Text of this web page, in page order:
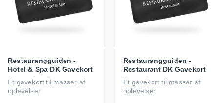
Restaurangguiden -
Hotel & Spa DK Gavekort
Et gavekort til masser af
oplevelser
Restaurangguiden -
Restaurant DK Gavekort
Et gavekort til masser af
oplevelser